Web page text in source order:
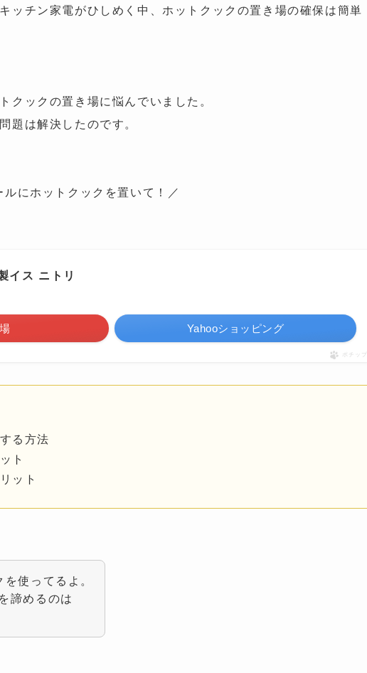
ッチン家電がひしめく中、ホットクックの置き場の確保は簡単
クックの置き場に悩んでいました。
題は解決したのです。
ルにホットクックを置いて ！／
イス ニトリ
Yahooショッピング
ポチップ
る方法
ト
ット
使ってるよ。
諦めるのは